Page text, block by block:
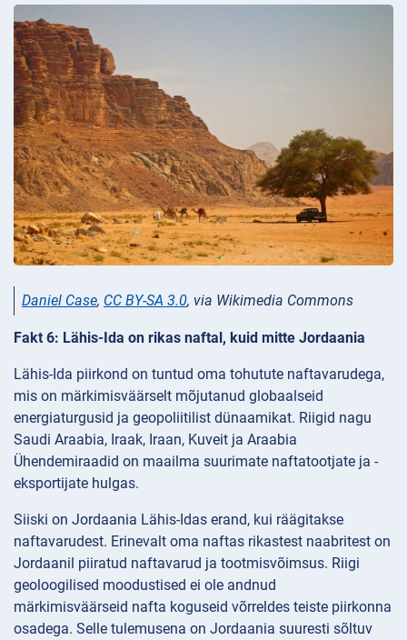
Daniel Case, CC BY-SA 3.0, via Wikimedia Commons
Fakt 6: Lähis-Ida on rikas naftal, kuid mitte Jordaania
Lähis-Ida piirkond on tuntud oma tohutute naftavarudega,
mis on märkimisväärselt mõjutanud globaalseid
energiaturgusid ja geopoliitilist dünaamikat. Riigid nagu
Saudi Araabia, Iraak, Iraan, Kuveit ja Araabia
Ühendemiraadid on maailma suurimate naftatootjate ja -
eksportijate hulgas.
Siiski on Jordaania Lähis-Idas erand, kui räägitakse
naftavarudest. Erinevalt oma naftas rikastest naabritest on
Jordaanil piiratud naftavarud ja tootmisvõimsus. Riigi
geoloogilised moodustised ei ole andnud
märkimisväärseid nafta koguseid võrreldes teiste piirkonna
osadega. Selle tulemusena on Jordaania suuresti sõltuv